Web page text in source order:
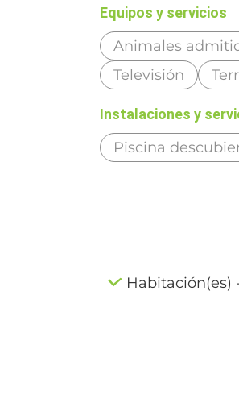
Equipos y servicios
Animales
Televisión
Instalaciones y
Piscina
Habitación(es)